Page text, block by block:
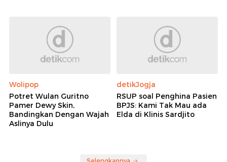
Wolipop
Potret Wulan Guritno
Pamer Dewy Skin,
Bandingkan Dengan Wajah
Aslinya Dulu
detikJogja
RSUP soal Penghina Pasien
BPJS: Kami Tak Mau ada
Elda di Klinis Sardjito